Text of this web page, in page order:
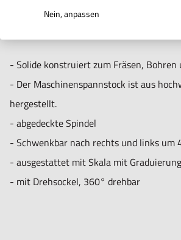
- Solide konstruiert zum Fräsen, Bohren
- Der Maschinenspannstock ist aus
hergestellt.
- abgedeckte Spindel
- Schwenkbar nach rechts und links um
- ausgestattet mit Skala mit Graduierung
- mit Drehsockel, 360° drehbar
Nein, anpassen